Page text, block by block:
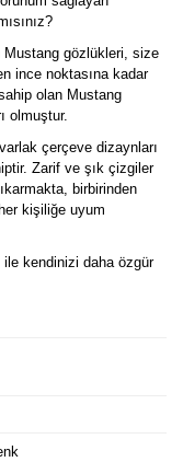
Mustang gözlükleri, size
ince noktasına kadar
olan Mustang
olmuştur.
çerçeve dizaynları
Zarif ve şık çizgiler
birbirinden
kişiliğe uyum
ile kendinizi daha özgür